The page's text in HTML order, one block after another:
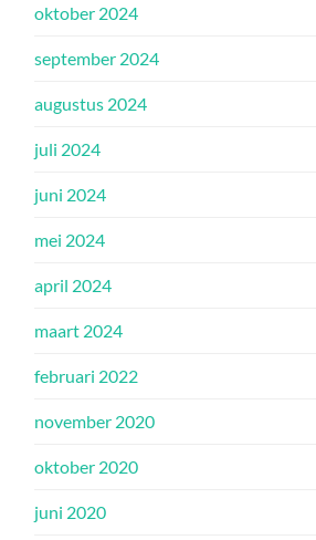
oktober 2024
september 2024
augustus 2024
juli 2024
juni 2024
mei 2024
april 2024
maart 2024
februari 2022
november 2020
oktober 2020
juni 2020